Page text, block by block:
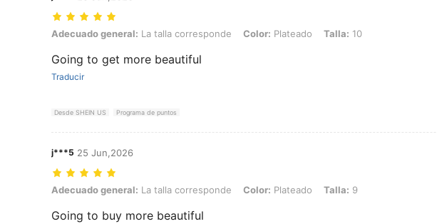
Adecuado general: La talla corresponde, Color: Plateado, Talla: 10
Adecuado general: La talla corresponde Color: Plateado Talla: 10
Going to get more beautiful
Traducir
Desde SHEIN US Programa de puntos
j***5 25 Jun,2026
Adecuado general: La talla corresponde, Color: Plateado, Talla: 9
Adecuado general: La talla corresponde Color: Plateado Talla: 9
Going to buy more beautiful